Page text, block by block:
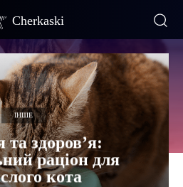
Cherkaski
ІНШЕ
та здоров’я:
раціон для
кота